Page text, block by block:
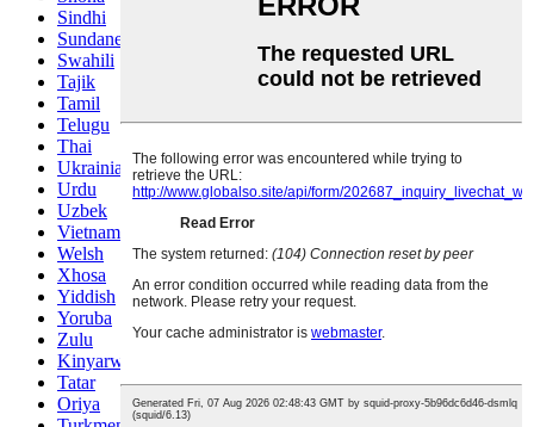
Sindhi
Sundanese
Swahili
Tajik
Tamil
Telugu
Thai
Ukrainian
Urdu
Uzbek
Vietnamese
Welsh
Xhosa
Yiddish
Yoruba
Zulu
Kinyarwanda
Tatar
Oriya